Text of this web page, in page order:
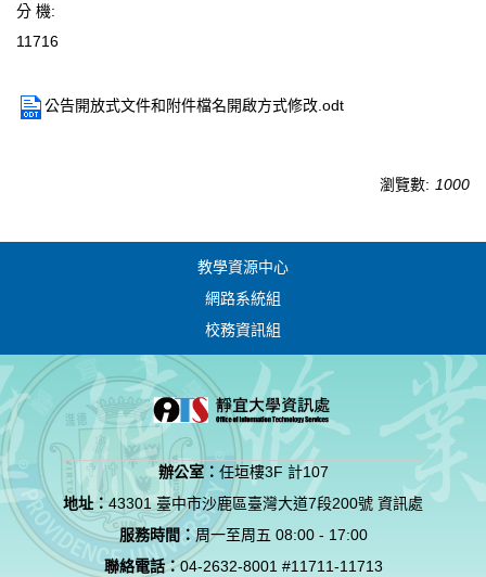
分 機:
11716
公告開放式文件和附件檔名開啟方式修改.odt
瀏覽數: 1000
教學資源中心
網路系統組
校務資訊組
辦公室： 任垣樓3F 計107
地址：43301 臺中市沙鹿區臺灣大道7段200號 資訊處
服務時間：周一至周五 08:00 - 17:00
聯絡電話：04-2632-8001 #11711-11713